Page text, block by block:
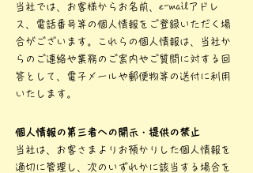
当社では、お客様からお名前、e-mailアドレ
ス、電話番号等の個人情報をご登録いただく場
合がございます。これらの個人情報は、当社か
らのご連絡や業務のご案内やご質問に対する回
答として、電子メールや郵便物等の送付に利用
いたします。
個人情報の第三者への開示・提供の禁止
当社は、お客さまよりお預かりした個人情報を
適切に管理し、次のいずれかに該当する場合を